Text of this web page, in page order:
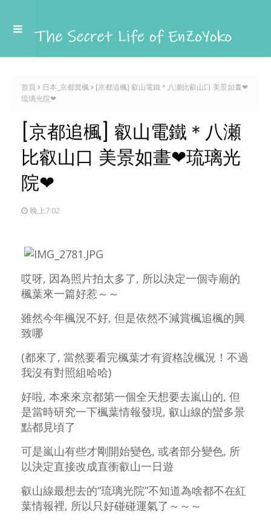
首頁 日本_京都賞楓
[京都追楓] 叡山電鐵＊八瀬比叡山口 美景如畫❤
琉璃光院❤
[京都追楓] 叡山電鐵＊八瀬
比叡山口 美景如畫❤琉璃光
院❤
晚上7:02
哎呀, 因為照片拍太多了, 所以決定一個寺廟的
楓葉來一篇好惹～～
雖然今年楓況不好, 但是依然不減賞楓追楓的興
致哪
(都來了, 當然要看完楓葉才有資格說楓況！不過
我沒有對照組哈哈)
好啦, 本來來京都第一個全天想要去嵐山的, 但
是當時研究一下楓葉情報發現, 叡山線的蠻多景
點都見頃了
可是嵐山有些才剛開始變色, 或者部分變色, 所
以決定直接改成直衝叡山一日遊
叡山線最想去的“琉璃光院”不知道為啥都不在紅
葉情報裡, 所以只好碰碰運氣了～～～